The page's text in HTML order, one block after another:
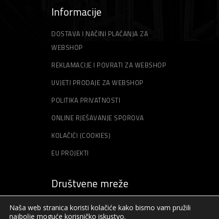
Špahtle
Strune za trimer
Informacije
DOSTAVA I NAČINI PLAĆANJA ZA
WEBSHOP
REKLAMACIJE I POVRATI ZA WEBSHOP
UVJETI PRODAJE ZA WEBSHOP
POLITIKA PRIVATNOSTI
ONLINE RJEŠAVANJE SPOROVA
KOLAČIĆI (COOKIES)
EU PROJEKTI
Društvene mreže
Naša web stranica koristi kolačiće kako bismo vam pružili
najbolje moguće korisničko iskustvo.